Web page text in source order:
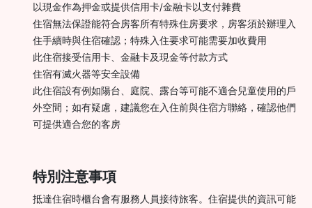
以現金作為押金或提供信用卡/金融卡以支付雜費
住宿無法保證能符合房客所有特殊住房要求，房客須於辦理入
住手續時與住宿確認；特殊入住要求可能需要加收費用
此住宿接受信用卡、金融卡及現金等付款方式
住宿有滅火器等安全設備
此住宿設有例如陽台、庭院、露台等可能不適合兒童使用的戶
外空間；如有疑慮，建議您在入住前與住宿方聯絡，確認他們
可提供適合您的客房
特別注意事項
抵達住宿時櫃台會有服務人員接待旅客。住宿提供的資訊可能